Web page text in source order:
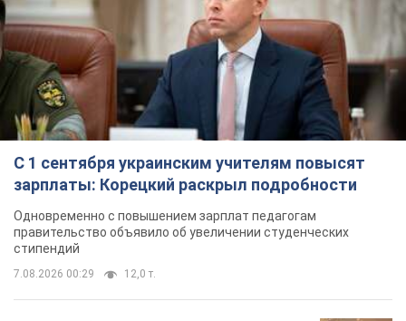
С 1 сентября украинским учителям повысят
зарплаты: Корецкий раскрыл подробности
Одновременно с повышением зарплат педагогам
правительство объявило об увеличении студенческих
стипендий
7.08.2026 00:29 12,0 т.